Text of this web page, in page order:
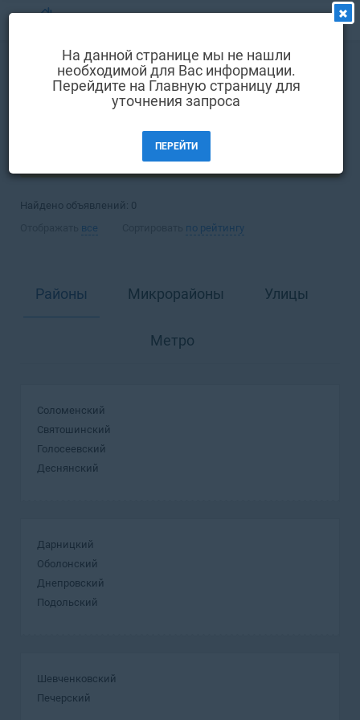
Выбрать язык
Вход и регистрация
Комментарии к объявления
Как добавить объявление
Аренда Комната
ФИЛЬТРЫ
Найдено объявлений: 0
все по рейтингу
Районы Микрорайоны Улицы
Метро
Соломенский
Святошинский
Голосеевский
Деснянский
Дарницкий
Оболонский
Днепровский
Подольский
Шевченковский
Печерский
На данной странице мы не нашли
необходимой для Вас информации.
Перейдите на Главную страницу для
уточнения запроса
ПЕРЕЙТИ